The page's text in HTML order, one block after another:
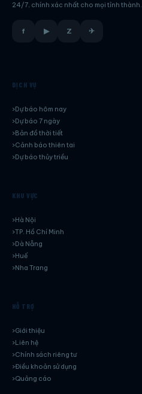
24/7, chính xác nhất cho mọi tỉnh thành.
f ▶ Z ✈
DỊCH VỤ
Dự báo hôm nay
Dự báo 7 ngày
Bản đồ thời tiết
Cảnh báo thiên tai
Dự báo thủy triều
KHU VỰC
Hà Nội
TP. Hồ Chí Minh
Dà Nẵng
Huế
Nha Trang
HỖ TRỢ
Giới thiệu
Liên hệ
Chính sách riêng tư
Điều khoản sử dụng
Quảng cáo